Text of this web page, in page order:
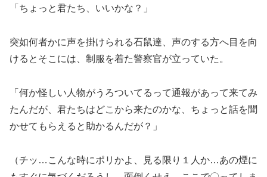
「ちょっと君たち、いいかな？」
突如何者かに声を掛けられる石鼠達、声のする方へ目を向
けるとそこには、制服を着た警察官が立っていた。
「何か怪しい人物がうろついてるって通報があって来てみ
たんだが、君たちはどこから来たのかな、ちょっと話を聞
かせてもらえると助かるんだが？」
（チッ…こんな時にポリかよ、見る限り１人か…あの煙に